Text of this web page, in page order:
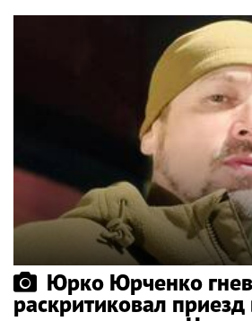
Юрко Юрченко
раскритиковал